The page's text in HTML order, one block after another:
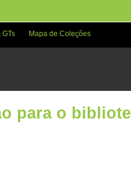
GTs Mapa de Coleções
para o